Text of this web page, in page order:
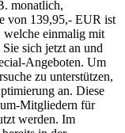
monatlich,
von 139,95,- EUR ist
welche einmalig mit
sich jetzt an und
Angeboten. Um
zu unterstützen,
an. Diese
Mitgliedern für
werden. Im